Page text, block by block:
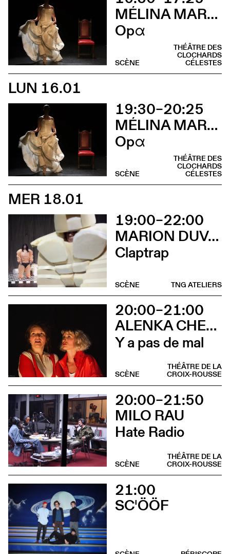
MÉLINA MARTIN
Opα
THÉÂTRE DES
CLOCHARDS
CÉLESTES
SCÈNE
LUN 16.01
19:30–20:25
MÉLINA MARTIN
Opα
THÉÂTRE DES
CLOCHARDS
CÉLESTES
SCÈNE
MER 18.01
19:00–22:00
MARION DUVAL - CHRIS CADILLAC
Claptrap
TNG ATELIERS
SCÈNE
20:00–21:00
ALENKA CHENUZ & AMÉLIE VIDON
Y a pas de mal
THÉÂTRE DE LA
CROIX-ROUSSE
SCÈNE
20:00–21:50
MILO RAU
Hate Radio
THÉÂTRE DE LA
CROIX-ROUSSE
SCÈNE
21:00
SC'ÖÖF